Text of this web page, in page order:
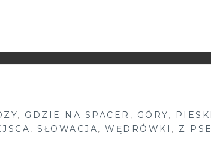
, GDZIE NA SPACER , GÓRY,
, SŁOWACJA, WĘDRÓWKI , Z